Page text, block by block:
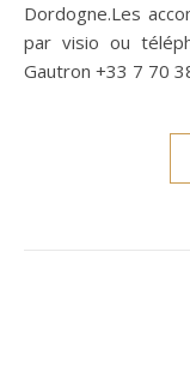
Dordogne.Les
par visio ou
Gautron +33 7 70